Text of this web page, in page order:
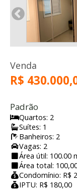
Venda
R$
Padrão
Quartos: 2
Suítes: 1
Banheiros: 2
Vagas: 2
Área útil: 100.00
Área total:
Condomínio: R$
IPTU: R$ 180,00